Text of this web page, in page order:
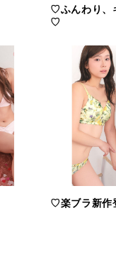
♡ふんわり、
♡
♡楽ブラ新